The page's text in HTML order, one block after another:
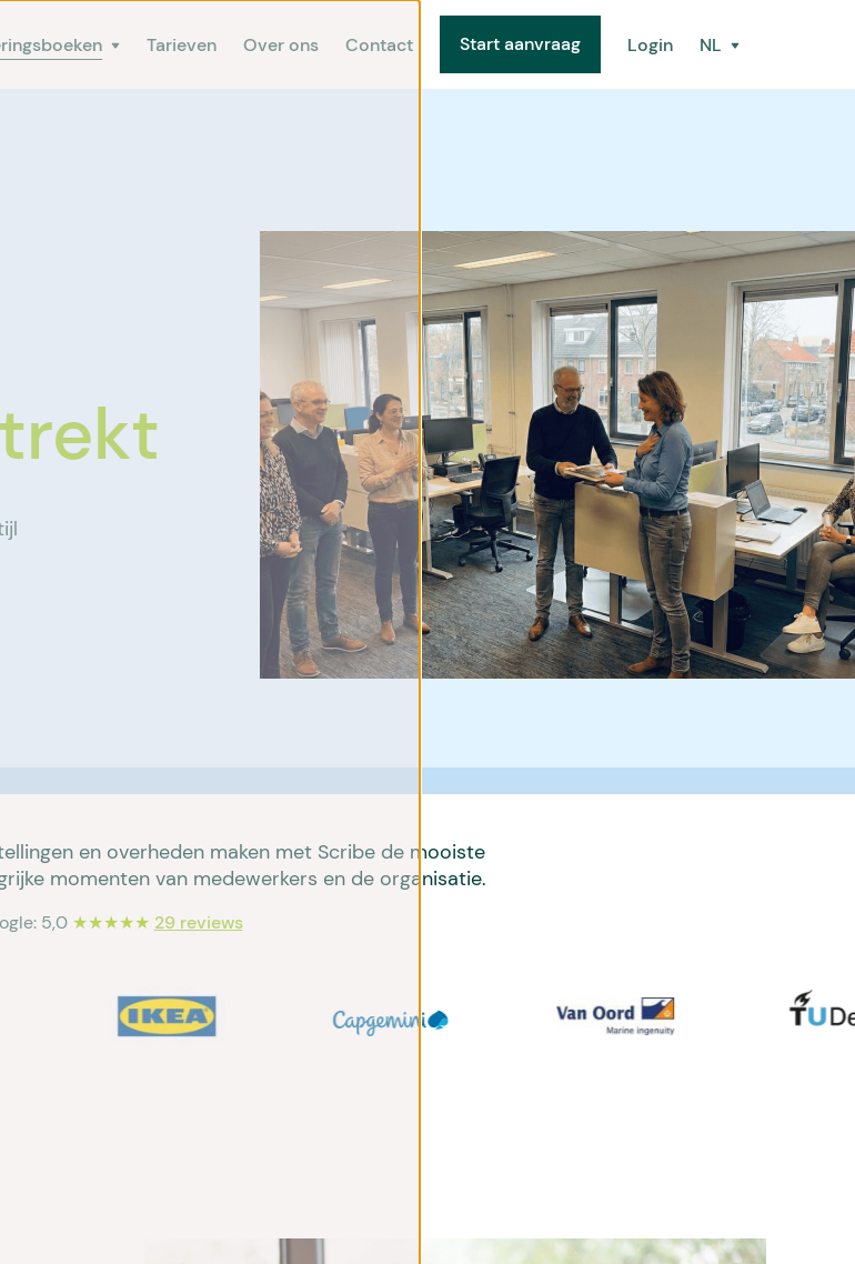
Tarieven Over ons Contact Start aanvraag Login NL
en overheden maken met Scribe de mooiste
momenten van medewerkers en de organisatie.
5,0 ★★★★★ 29 reviews